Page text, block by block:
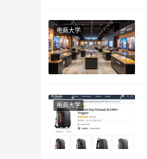
电商大学
电商大学